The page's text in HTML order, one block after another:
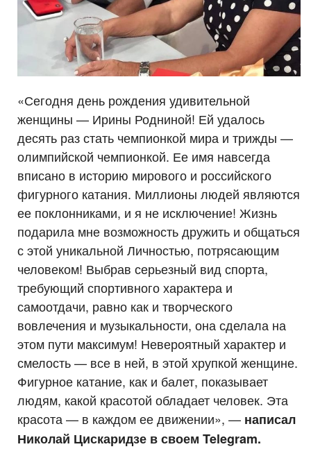
«Сегодня день рождения удивительной
женщины — Ирины Родниной! Ей удалось
десять раз стать чемпионкой мира и трижды —
олимпийской чемпионкой. Ее имя навсегда
вписано в историю мирового и российского
фигурного катания. Миллионы людей являются
ее поклонниками, и я не исключение! Жизнь
подарила мне возможность дружить и общаться
с этой уникальной Личностью, потрясающим
человеком! Выбрав серьезный вид спорта,
требующий спортивного характера и
самоотдачи, равно как и творческого
вовлечения и музыкальности, она сделала на
этом пути максимум! Невероятный характер и
смелость — все в ней, в этой хрупкой женщине.
Фигурное катание, как и балет, показывает
людям, какой красотой обладает человек. Эта
красота — в каждом ее движении», — написал
Николай Цискаридзе в своем Telegram.